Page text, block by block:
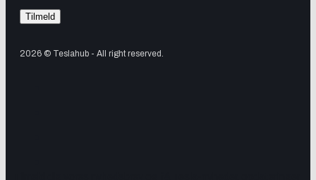
2026 © Teslahub - All right reserved.